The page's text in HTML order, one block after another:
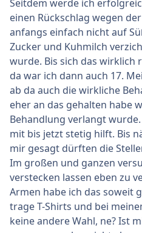
Seitdem werde ich
einen Rückschlag wegen
anfangs einfach nicht auf
Zucker und Kuhmilch
wurde. Bis sich das wirklich
da war ich dann auch 17.
ab da auch die wirkliche
eher an das gehalten habe
Behandlung verlangt
mit bis jetzt stetig hilft. Bis
mir gesagt dürften die
Im großen und ganzen
verstecken lassen eben zu
Armen habe ich das soweit
trage T-Shirts und bei
keine andere Wahl, ne? Ist